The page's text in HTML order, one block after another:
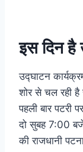
इस दिन है
उद्घाटन
शोर से चल रही है
पहली बार पटरी
दो सुबह 7:00
की राजधानी